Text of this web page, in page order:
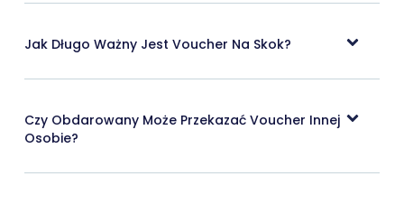
Jak Długo Ważny Jest Voucher Na Skok?
Czy Obdarowany Może Przekazać Voucher Innej
Osobie?